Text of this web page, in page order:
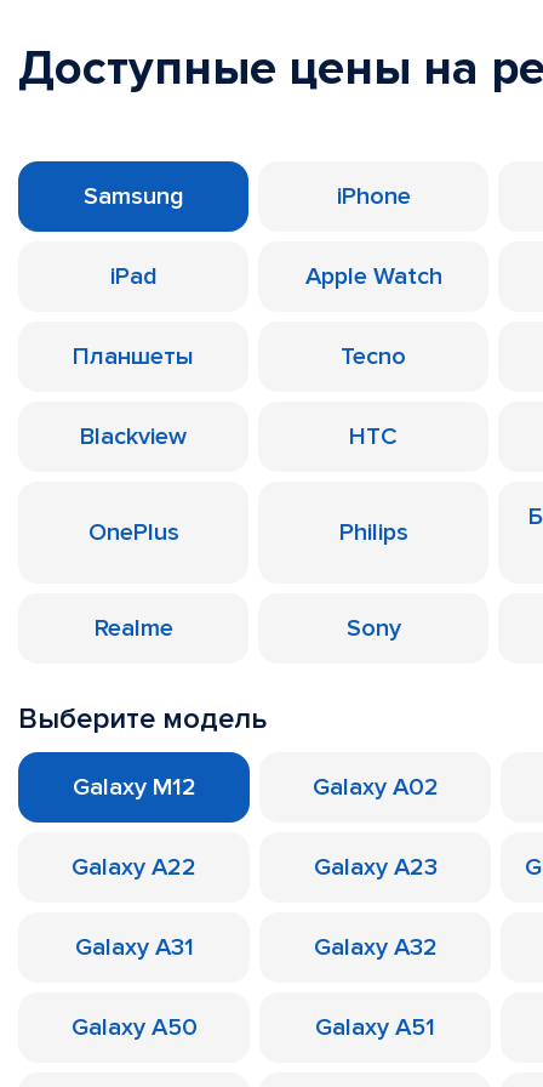
Доступные цены на
Samsung iPhone
iPad Apple Watch
Планшеты Tecno
Blackview HTC
OnePlus Philips
Realme Sony
Выберите модель
Galaxy M12 Galaxy A02
Galaxy A22 Galaxy A23
Galaxy A31 Galaxy A32
Galaxy A50 Galaxy A51